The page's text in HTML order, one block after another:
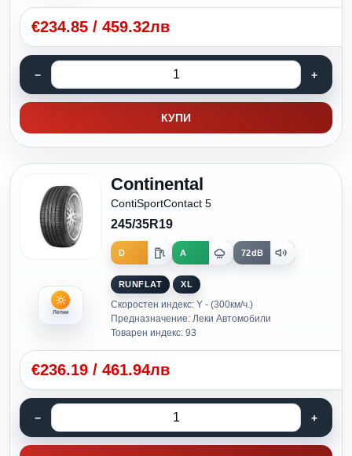
€234.85 / 459.32лв
КУПИ
Летни
Continental
ContiSportContact 5
245/35R19
D A 72dB
RUNFLAT XL
Скоростен индекс: Y - (300км/ч.)
Предназначение: Леки Автомобили
Товарен индекс: 93
€236.19 / 461.94лв